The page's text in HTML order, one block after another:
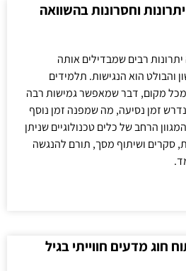
וחסרונות בהשוואה
רבים שמבדילים אותה
והבולט הוא הנגישות. תלמידים
מכל מקום, דבר שמאפשר גמישות רבה
זמן נסיעה, מה שמפנה זמן נוסף
הרחב של כלים טכנולוגיים שניתן
סקרים ושיתוף מסך, תורם להנגשה
חוג מדעים חווייתי בגיל